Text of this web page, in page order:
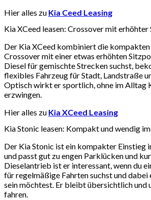
Hier alles zu Kia Ceed Leasing
Kia XCeed leasen: Crossover mit
Der Kia XCeed kombiniert die
Crossover mit einer etwas erhöhten
Diesel für gemischte Strecken suchst,
flexibles Fahrzeug für Stadt, Landstraße
Optisch wirkt er sportlich, ohne im Alltag
erzwingen.
Hier alles zu Kia XCeed Leasing
Kia Stonic leasen: Kompakt und wendig
Der Kia Stonic ist ein kompakter Einstieg
und passt gut zu engen Parklücken und
Dieselantrieb ist er interessant, wenn du
für regelmäßige Fahrten suchst und
sein möchtest. Er bleibt übersichtlich und
fahren.